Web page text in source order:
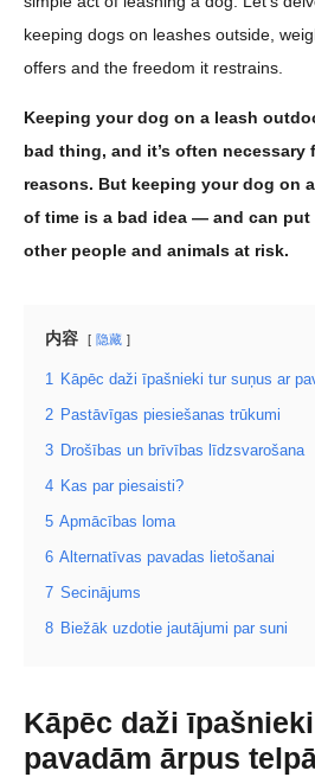
keeping dogs on leashes outside,
offers and the freedom it restrains.
Keeping your dog on a leash
bad thing, and it’s often necessary
reasons. But keeping your dog on
of time is a bad idea — and can
other people and animals at risk.
内容 隐藏
1 Kāpēc daži īpašnieki tur suņus ar
2 Pastāvīgas piesiešanas trūkumi
3 Drošības un brīvības līdzsvarošana
4 Kas par piesaisti?
5 Apmācības loma
6 Alternatīvas pavadas lietošanai
7 Secinājums
8 Biežāk uzdotie jautājumi par suni
Kāpēc daži
pavadām ārpus